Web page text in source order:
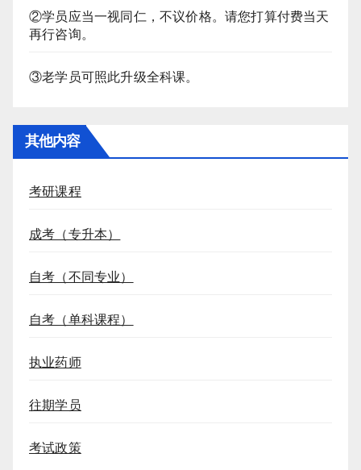
②学员应当一视同仁，不议价格。请您打算付费当天
再行咨询。
③老学员可照此升级全科课。
其他内容
考研课程
成考（专升本）
自考（不同专业）
自考（单科课程）
执业药师
往期学员
考试政策